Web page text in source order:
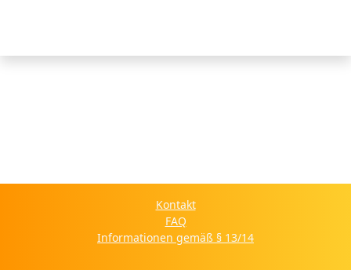
Kontakt
FAQ
Informationen gemäß § 13/14